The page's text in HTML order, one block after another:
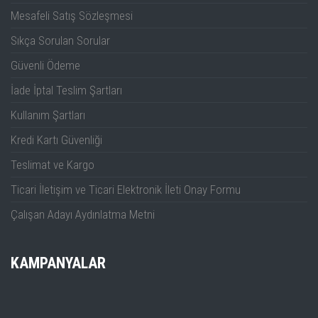
Dahili Sinyal Üretici
Dahili Voltmetre
Frekans Sayıcı
Seri Analiz Opsiyonları
Histogram
Mesafeli Satış Sözleşmesi
Sıkça Sorulan Sorular
Güvenli Ödeme
İade İptal Teslim Şartları
Kullanım Şartları
Kredi Kartı Güvenliği
Teslimat ve Kargo
Ticari İletişim ve Ticari Elektronik İleti Onay Formu
Çalışan Adayı Aydınlatma Metni
KAMPANYALAR